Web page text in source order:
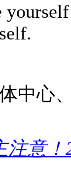
中心
注意